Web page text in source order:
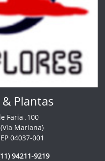
Plantas
Faria ,100
Mariana)
04037-001
94211-9219